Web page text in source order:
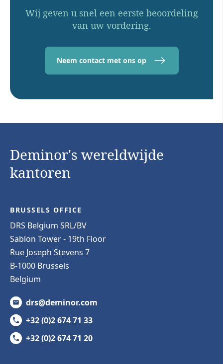
Wij geven u snel een eerste beoordeling
van uw vordering.
Neem contact met ons op
Deminor's wereldwijde
kantoren
BRUSSELS OFFICE
DRS Belgium SRL/BV
Sablon Tower - 19th Floor
Rue Joseph Stevens 7
B-1000 Brussels
Belgium
drs@deminor.com
+32 (0)2 674 71 33
+32 (0)2 674 71 20